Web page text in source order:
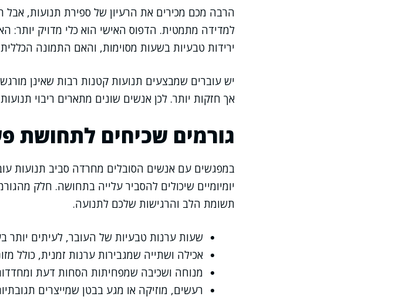
הרבה מכם מכירים את הרעיון של ספירת תנועות,
למדידה מתמטית. הדפוס האישי הוא כלי מדויק יותר:
ירידות טבעיות בשעות מסוימות, והאם התמונה הכללית
יש עוברים שמבצעים תנועות קטנות רבות שאינן
אך חזקות יותר. לכן אנשים שונים מתארים ריבוי
גורמים שכיחים לתחושת
במפגשים עם אנשים הסובלים מחרדה סביב תנועות
יומיומיים שיכולים להסביר עלייה בתחושה. חלק
תשומת הלב והרגישות שלכם לתנועה.
שעות ערנות טבעיות של העובר, לעיתים יותר
אכילה ושתייה שמגבירות ערנות זמנית, כולל
מנוחה ושכיבה שמפחיתות הסחות דעת
רעשים, מוזיקה או מגע בבטן שמייצרים